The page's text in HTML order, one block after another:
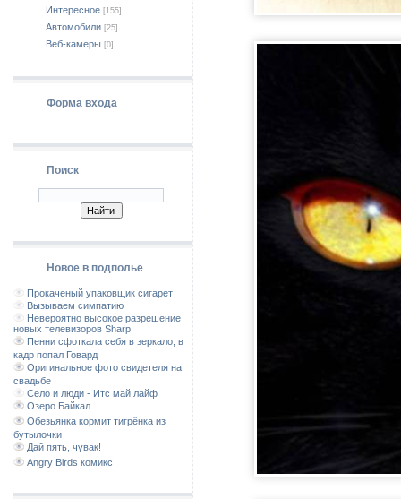
Интересное [155]
Автомобили [25]
Веб-камеры [0]
Форма входа
Поиск
Новое в подполье
Прокаченый упаковщик сигарет
Вызываем симпатию
Невероятно высокое разрешение
новых телевизоров Sharp
Пенни сфоткала себя в зеркало, в
кадр попал Говард
Оригинальное фото свидетеля на
свадьбе
Село и люди - Итс май лайф
Озеро Байкал
Обезьянка кормит тигрёнка из
бутылочки
Дай пять, чувак!
Angry Birds комикс